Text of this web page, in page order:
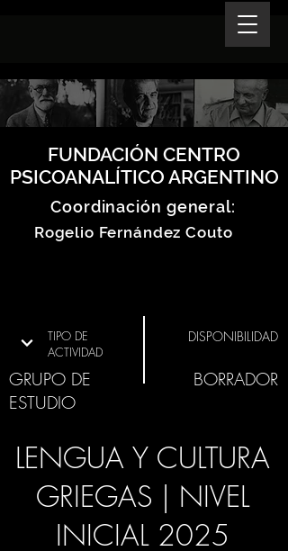
FUNDACIÓN CENTRO
PSICOANALÍTICO ARGENTINO
Coordinación general:
Rogelio Fernández Couto
TIPO DE
ACTIVIDAD
GRUPO DE
ESTUDIO
DISPONIBILIDAD
BORRADOR
LENGUA Y CULTURA
GRIEGAS | NIVEL
INICIAL 2025